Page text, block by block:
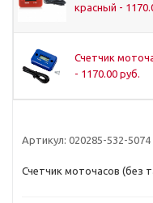
красный -
Счетчик
- 1170.00 руб.
Артикул: 020285-532-5074
Счетчик моточасов (без